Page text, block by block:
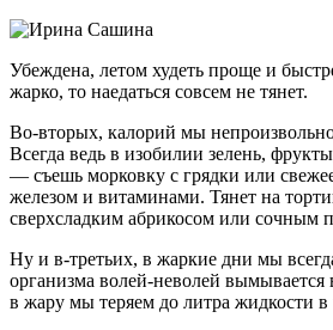
Убеждена, летом худеть проще и
жарко, то наедаться совсем не тянет.
Во-вторых, калорий мы
Всегда ведь в изобилии зелень,
— съешь морковку с грядки или
железом и витаминами. Тянет на
сверхсладким абрикосом или сочным
Ну и в-третьих, в жаркие дни мы
организма волей-неволей вымывается
в жару мы теряем до литра жидкости в